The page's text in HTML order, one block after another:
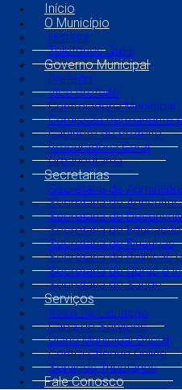
Início
O Município
História
Telefones Úteis
Governo Municipal
Prefeito
Vice Prefeito
Controladoria Municipal
Comissão Permanente
Gabinete do Prefeito
Procuradoria Geral
Organograma
Secretarias
Secretaria de
Secretaria de
Secretaria de
Secretaria de Educação
Secretaria de Finanças
Secretaria de Políticas
Secretaria de Obras e
Secretaria de Saúde
Serviços
Aviso de Licitação
Carta de Serviços
Diário Municipal Oficial
Contra Cheque Online
Serviços Tributários
Fale Conosco